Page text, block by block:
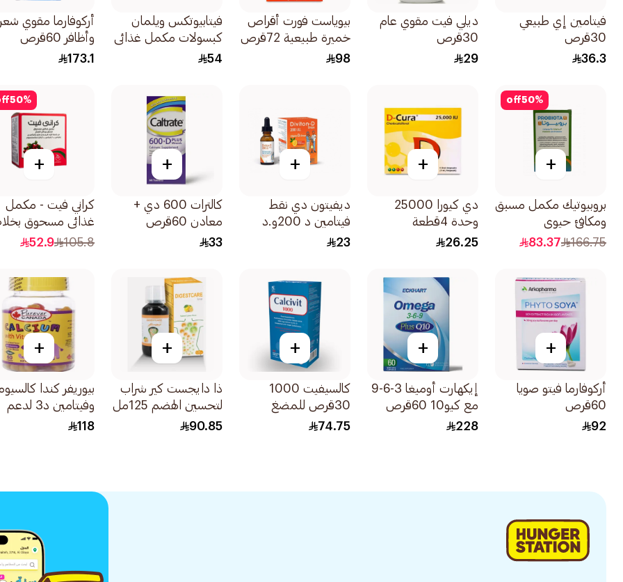
فيتامين إي طبيعي
30قرص
36.3
ديلي فيت مقوي عام
30قرص
29
بيوياست فورت أقراص
خميرة طبيعية 72قرص
98
فيتابيوتكس ويلمان
كبسولات مكمل غذائي
متكامل لصحة الرجال
54
أركوفارما مقوي شعر
وأظافر 60قرص
173.1
50%
off
+
بروبيوتيك مكمل مسبق
ومكافئ حيوي
30كبسولة
166.75
83.37
+
دي كيورا 25000
وحدة 4قطعة
26.25
+
ديفيتون دي نقط
فيتامين د 200و.د
10مل
23
+
كالترات 600 دي +
معادن 60قرص
33
50%
+
كراني فيت - مكمل
غذائي مسحوق
التوت البري 15 كيس
105.8
52.9
+
أركوفارما فيتو صويا
60قرص
92
+
إيكهارت أوميغا 3-6-9
مع كيو10 60قرص
228
+
كالسيفيت 1000
30قرص للمضغ
74.75
+
ذا دايجست كير شراب
لتحسين الهضم 125مل
90.85
+
بيوريفر كندا
وفيتامين د3 لدعم
عظام الأطفال
118